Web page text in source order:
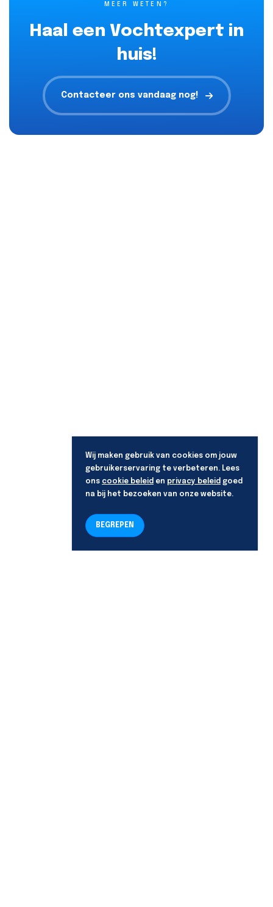
MEER WETEN?
Haal een Vochtexpert in
huis!
Contacteer ons vandaag nog!
Wij maken gebruik van cookies om jouw
gebruikerservaring te verbeteren. Lees
ons cookie beleid en privacy beleid goed
na bij het bezoeken van onze website.
BEGREPEN